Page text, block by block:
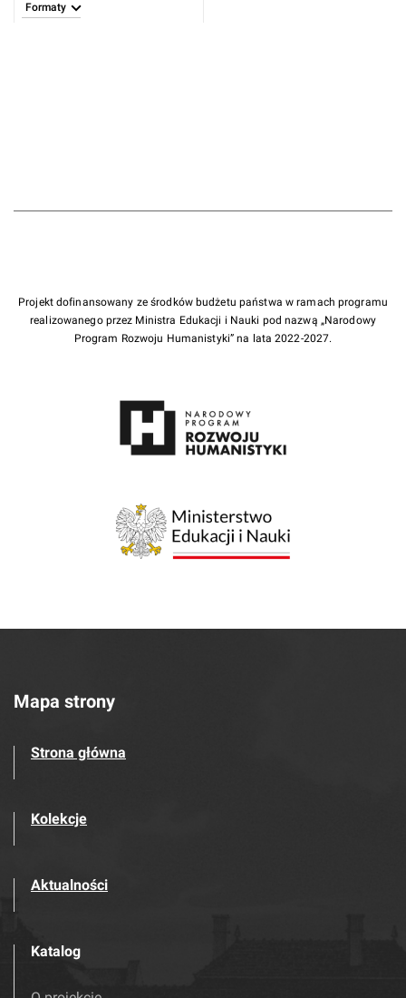
Formaty
Projekt dofinansowany ze środków budżetu państwa w ramach programu
realizowanego przez Ministra Edukacji i Nauki pod nazwą „Narodowy
Program Rozwoju Humanistyki” na lata 2022-2027.
Mapa strony
Strona główna
Kolekcje
Aktualności
Katalog